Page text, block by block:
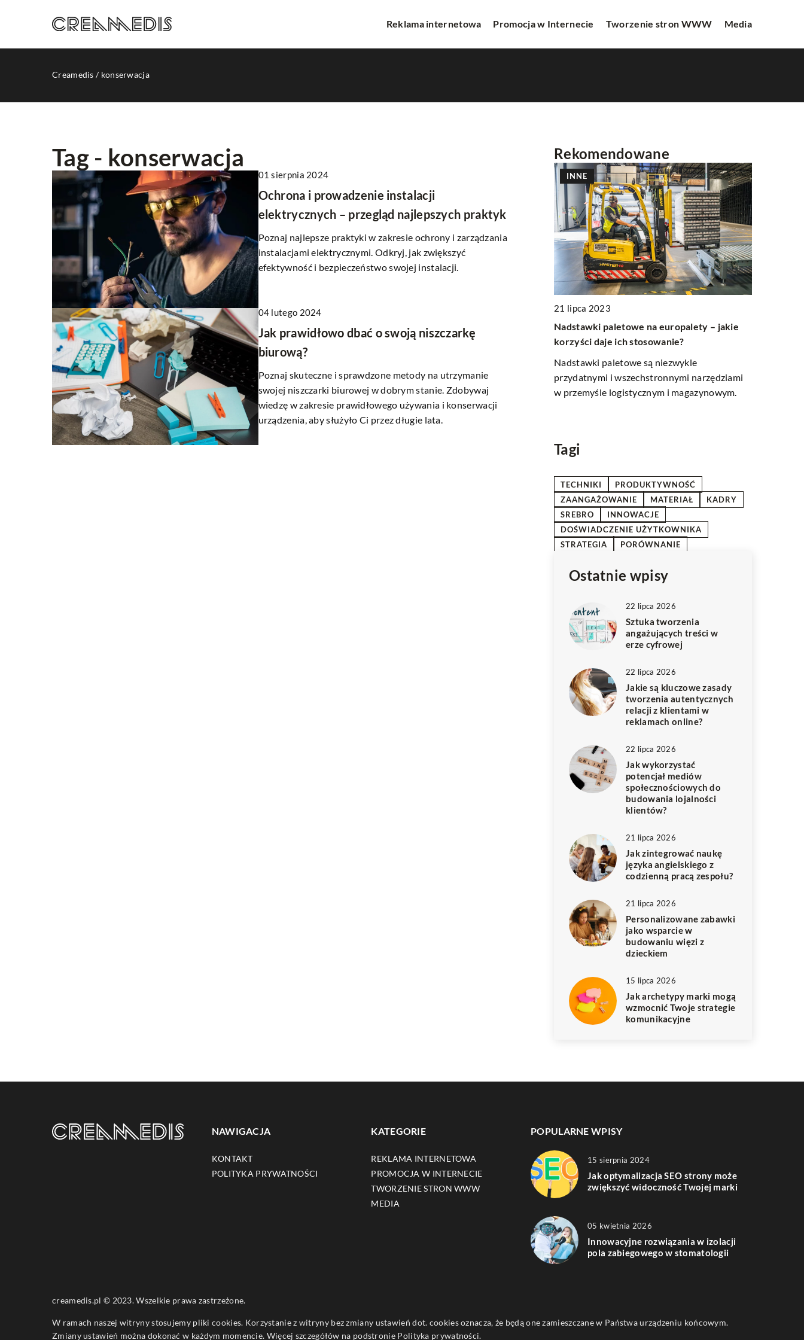
Reklama internetowa Promocja w Internecie Tworzenie stron WWW Media
Creamedis / konserwacja
Tag - konserwacja
01 sierpnia 2024
Ochrona i prowadzenie instalacji
elektrycznych – przegląd najlepszych praktyk
Poznaj najlepsze praktyki w zakresie ochrony i zarządzania
instalacjami elektrycznymi. Odkryj, jak zwiększyć
efektywność i bezpieczeństwo swojej instalacji.
04 lutego 2024
Jak prawidłowo dbać o swoją niszczarkę
biurową?
Poznaj skuteczne i sprawdzone metody na utrzymanie
swojej niszczarki biurowej w dobrym stanie. Zdobywaj
wiedzę w zakresie prawidłowego używania i konserwacji
urządzenia, aby służyło Ci przez długie lata.
Rekomendowane
REKLAMA INTERNETOWA
22 lipca 2026
Jakie są kluczowe zasady tworzenia
autentycznych relacji z klientami w
reklamach online?
Odkryj sprawdzone metody nawiązywania
trwałych i prawdziwych relacji z klientami w
świecie reklamy internetowej. Dowiedz się, jak
budować zaufanie i lojalność, które są
kluczowe dla sukcesu w biznesie online.
Jak zdobyć kwalifikacje do obsługi wózków
widłowych bez uprawnień UDT?
wózkiem widłowym bez otrzymania
certyfikatu UDT. Poznaj proces, korzyści oraz
kluczowe wymagania.
INNE
21 lipca 2023
Nadstawki paletowe na europalety – jakie
korzyści daje ich stosowanie?
Nadstawki paletowe są niezwykle
przydatnymi i wszechstronnymi narzędziami
w przemyśle logistycznym i magazynowym.
Tagi
TECHNIKI
PRODUKTYWNOŚĆ
ZAANGAŻOWANIE
MATERIAŁ
KADRY
SREBRO
INNOWACJE
DOŚWIADCZENIE UŻYTKOWNIKA
STRATEGIA
PORÓWNANIE
Ostatnie wpisy
22 lipca 2026
Sztuka tworzenia
angażujących treści w
erze cyfrowej
22 lipca 2026
Jakie są kluczowe zasady
tworzenia autentycznych
relacji z klientami w
reklamach online?
22 lipca 2026
Jak wykorzystać
potencjał mediów
społecznościowych do
budowania lojalności
klientów?
21 lipca 2026
Jak zintegrować naukę
języka angielskiego z
codzienną pracą zespołu?
21 lipca 2026
Personalizowane zabawki
jako wsparcie w
budowaniu więzi z
dzieckiem
15 lipca 2026
Jak archetypy marki mogą
wzmocnić Twoje strategie
komunikacyjne
NAWIGACJA
KONTAKT
POLITYKA PRYWATNOŚCI
KATEGORIE
REKLAMA INTERNETOWA
PROMOCJA W INTERNECIE
TWORZENIE STRON WWW
MEDIA
POPULARNE WPISY
15 sierpnia 2024
Jak optymalizacja SEO strony może
zwiększyć widoczność Twojej marki
05 kwietnia 2026
Innowacyjne rozwiązania w izolacji
pola zabiegowego w stomatologii
creamedis.pl © 2023. Wszelkie prawa zastrzeżone.
W ramach naszej witryny stosujemy pliki cookies. Korzystanie z witryny bez zmiany ustawień dot. cookies oznacza, że będą one zamieszczane w Państwa urządzeniu końcowym.
Zmiany ustawień można dokonać w każdym momencie. Więcej szczegółów na podstronie Polityka prywatności.